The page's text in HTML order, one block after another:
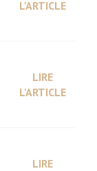
L'ARTICLE
LIRE
L'ARTICLE
LIRE